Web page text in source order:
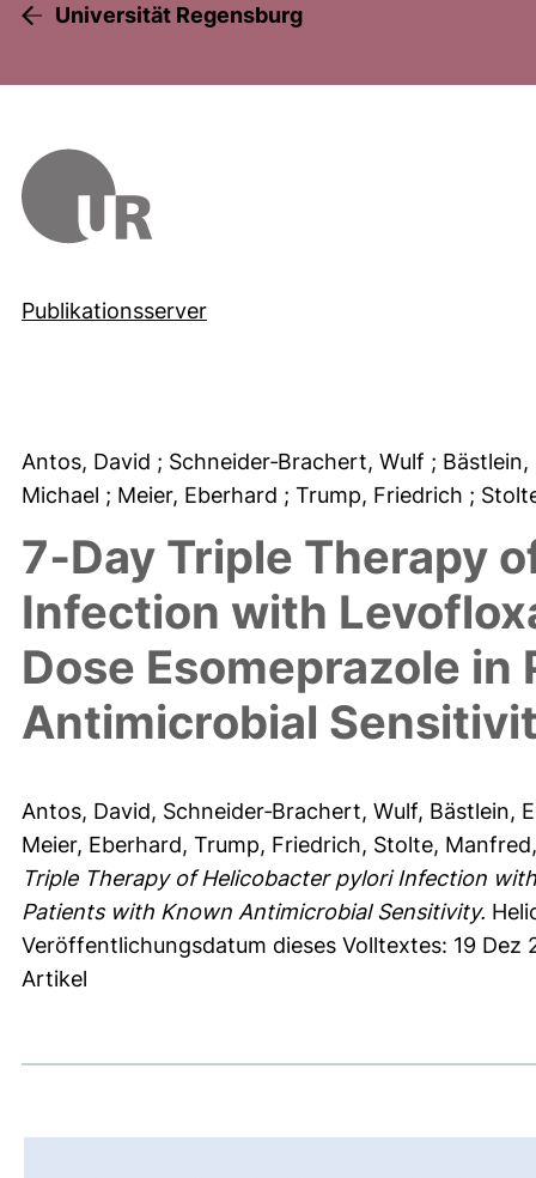
Universität Regensburg
Publikationsserver
Antos, David ; Schneider‐Brachert, Wulf ;
Michael ; Meier, Eberhard ; Trump, Friedrich ;
7‐Day Triple Therapy
Infection with
Dose Esomeprazole
Antimicrobial
Antos, David, Schneider‐Brachert, Wulf, Bästlein,
Meier, Eberhard, Trump, Friedrich, Stolte, Manfred
Triple Therapy of Helicobacter pylori Infection
Patients with Known Antimicrobial Sensitivity.
Veröffentlichungsdatum dieses Volltextes: 19 Dez
Artikel